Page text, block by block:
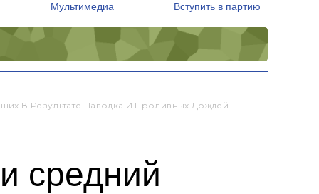
Мультимедиа Вступить в партию
В Результате Паводка И Проливных Дождей
средний